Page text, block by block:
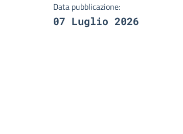
Data pubblicazione:
07 Luglio 2026